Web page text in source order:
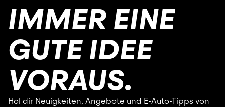
IMMER EINE
GUTE IDEE
VORAUS.
Hol dir Neuigkeiten, Angebote und E-Auto-Tipps von